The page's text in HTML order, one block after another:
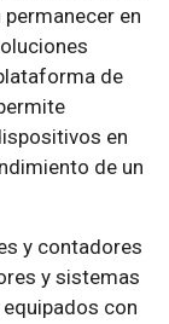
en
de
en
de un
y contadores
y sistemas
con